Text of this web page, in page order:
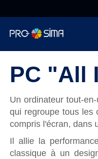
STOP
Téléphonie
PC "All
Un ordinateur tout-
qui regroupe tous les
compris l'écran, dans
Il allie la
classique à un